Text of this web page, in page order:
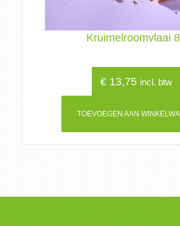
Kruimelroomvlaai
€ 13,75 incl. btw
TOEVOEGEN AAN